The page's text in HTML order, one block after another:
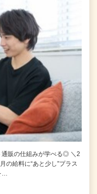
販の仕組みが学べる◎ ＼2
の給料に“あと少し”プラス
…